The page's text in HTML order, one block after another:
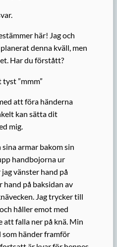
här! Jag och
denna kväll, men
Har du förstått?
”mmm”
att föra händerna
kan sätta dit
mig.
armar bakom sin
handbojorna ur
vänster hand på
hand på baksidan av
Jag trycker till
håller emot med
att falla ner på knä. Min
som händer framför